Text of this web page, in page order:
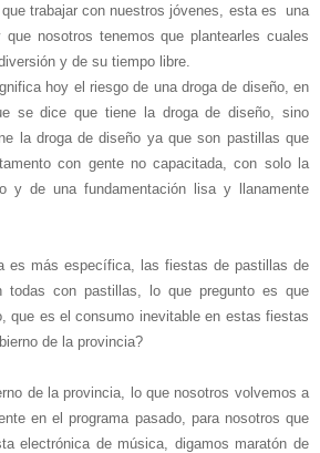
trabajar con nuestros jóvenes, esta es una
nosotros tenemos que plantearles cuales
y de su tiempo libre.
hoy el riesgo de una droga de diseño, en
se dice que tiene la droga de diseño, sino
la droga de diseño ya que son pastillas que
con gente no capacitada, con solo la
y de una fundamentación lisa y llanamente
es más específica, las fiestas de pastillas de
todas con pastillas, lo que pregunto es que
que es el consumo inevitable en estas fiestas
de la provincia?
de la provincia, lo que nosotros volvemos a
en el programa pasado, para nosotros que
electrónica de música, digamos maratón de